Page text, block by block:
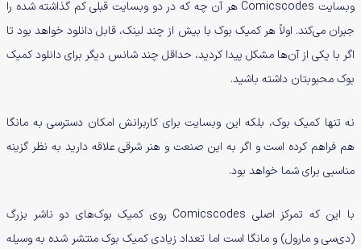
وبسایت Comicscodes هر آن چه که در دو وبسایت قبلی کم گذاشته شده را
جبران می‌کند. اولاً هر کمیک بوک با بیش از چند لینک، قابل دانلود خواهد بود تا
اگر با یکی از آن‌ها مشکل پیدا کردید، حداقل چند شانس دیگر برای دانلود کمیک
بوک محبوبتان داشته باشید.
نه تنها کمیک بوک، بلکه این وبسایت برای کاربرانش امکان دسترسی به مانگا
هم فراهم کرده است و اگر به این صنعت و هنر شرقی علاقه دارید به نظر گزینه
مناسبی برای شما خواهد بود.
با این که تمرکز اصلی Comicscodes روی کمیک بوک‌های دو ناشر بزرگ
(دی‌سی و مارول) و مانگا است اما تعداد زیادی کمیک بوک منتشر شده به وسیله